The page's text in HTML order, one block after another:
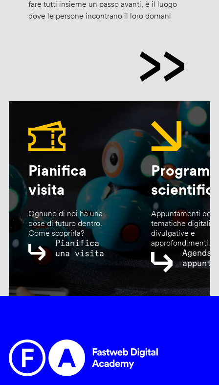
fare tutti insieme un passo avanti, è il luogo
dove le persone incontrano il loro domani
Pianifica
visita
Ognuno di noi ha una
dose di futuro dentro.
Come scoprirla?
Pianifica
una visita
Appuntamenti
tematiche digitali,
divulgative e
approfondimenti.
Agenda